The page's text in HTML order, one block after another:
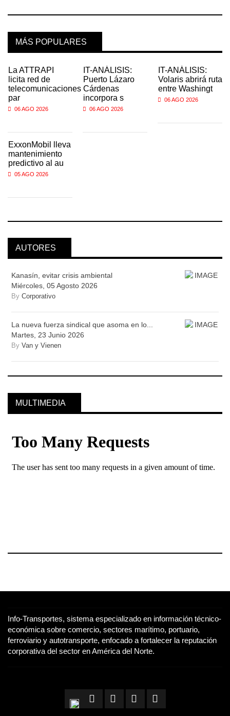
MÁS POPULARES
La ATTRAPI
licita red de
telecomunicaciones
par
06 AGO 2026
ExxonMobil lleva
mantenimiento
predictivo al au
05 AGO 2026
IT-ANÁLISIS:
Puerto Lázaro
Cárdenas
incorpora s
06 AGO 2026
IT-ANÁLISIS:
Volaris abrirá ruta
entre Washingt
06 AGO 2026
AUTORES
Kanasín, evitar crisis ambiental
Miércoles, 05 Agosto 2026
By Corporativo
La nueva fuerza sindical que asoma en lo...
Martes, 23 Junio 2026
By Van y Vienen
MULTIMEDIA
Info-Transportes, sistema especializado en información técnico-
económica sobre comercio, sectores marítimo, portuario,
ferroviario y autotransporte, enfocado a fortalecer la reputación
corporativa del sector en América del Norte.